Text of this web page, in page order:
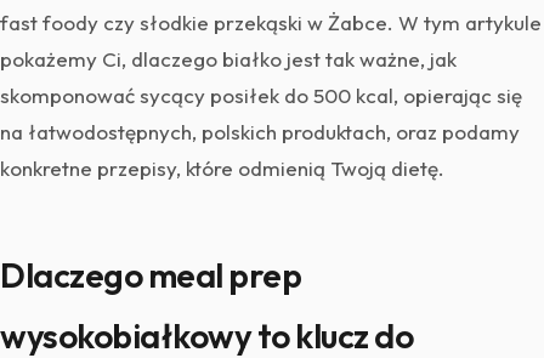
fast foody czy słodkie przekąski w Żabce. W tym artykule
pokażemy Ci, dlaczego białko jest tak ważne, jak
skomponować sycący posiłek do 500 kcal, opierając się
na łatwodostępnych, polskich produktach, oraz podamy
konkretne przepisy, które odmienią Twoją dietę.
Dlaczego meal prep
wysokobiałkowy to klucz do